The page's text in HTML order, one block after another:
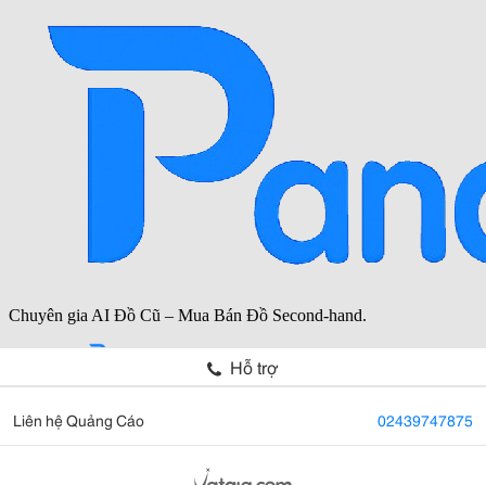
Hỗ trợ
Liên hệ Quảng Cáo 02439747875